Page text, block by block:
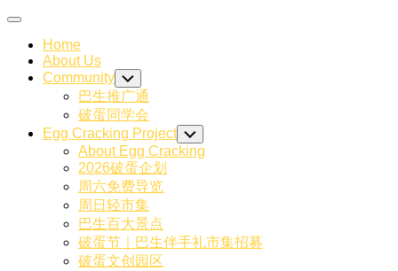
Skip
content
Expand
Home
About Us
Community Toggle
Child
Menu
巴生推广通
破蛋同学会
Egg Cracking Project Toggle
Child
Menu
About Egg Cracking
2026破蛋企划
周六免费导览
周日轻市集
巴生百大景点
破蛋节｜巴生伴手礼市集招募
破蛋文创园区